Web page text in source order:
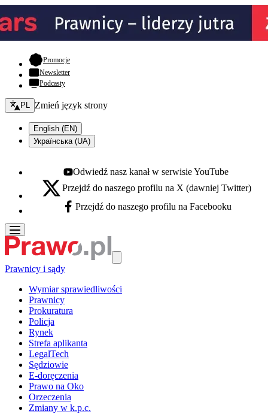
Promocje- otwiera się w nowej karcie
Newsletter
Podcasty
Zmień język - bieżący:
PL Zmień język strony
English (EN)
Українська (UA)
Youtube - otwiera się w nowej karcie
Odwiedź nasz kanał w serwisie YouTube
X - otwiera się w nowej karcie
Przejdź do naszego profilu na X (dawniej Twitter)
Facebook - otwiera się w nowej karcie
Przejdź do naszego profilu na Facebooku
Prawnicy i sądy
Wymiar sprawiedliwości
Prawnicy
Prokuratura
Policja
Rynek
Strefa aplikanta
LegalTech
Sędziowie
E-doręczenia
Prawo na Oko
Orzeczenia
Zmiany w k.p.c.